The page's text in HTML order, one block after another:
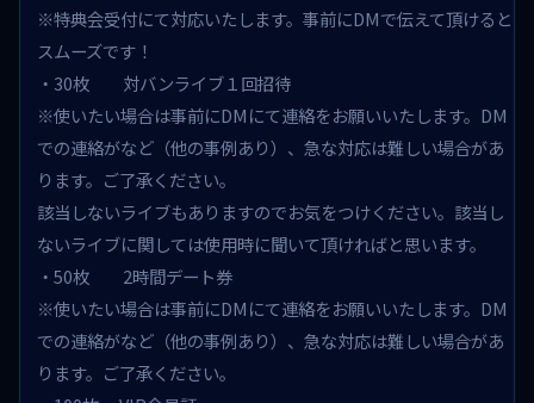
※特典会受付にて対応いたします。事前にDMで伝えて頂けると
スムーズです！
・30枚 対バンライブ１回招待
※使いたい場合は事前にDMにて連絡をお願いいたします。DM
での連絡がなど（他の事例あり）、急な対応は難しい場合があ
ります。ご了承ください。
該当しないライブもありますのでお気をつけください。該当し
ないライブに関しては使用時に聞いて頂ければと思います。
・50枚 2時間デート券
※使いたい場合は事前にDMにて連絡をお願いいたします。DM
での連絡がなど（他の事例あり）、急な対応は難しい場合があ
ります。ご了承ください。